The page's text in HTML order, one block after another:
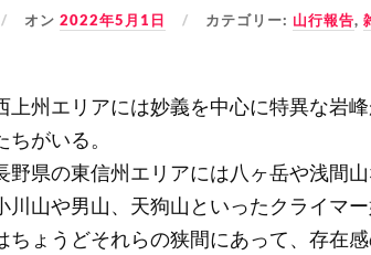
オン2022年5月1日 カテゴリー: 山行報告,
上州エリアには妙義を中心に特異な岩
がいる。
野県の東信州エリアには八ヶ岳や浅間
川山や男山、天狗山といったクライマー
ちょうどそれらの狭間にあって、存在感